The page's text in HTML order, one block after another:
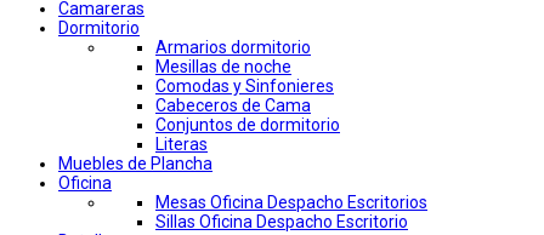
Camareras
Dormitorio
Armarios dormitorio
Mesillas de noche
Comodas y Sinfonieres
Cabeceros de Cama
Conjuntos de dormitorio
Literas
Muebles de Plancha
Oficina
Mesas Oficina Despacho Escritorios
Sillas Oficina Despacho Escritorio